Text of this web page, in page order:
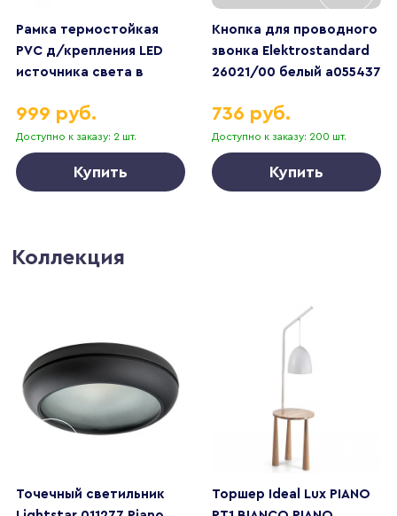
Рамка термостойкая
PVC д/крепления LED
источника света в
Piano Lightstar 012906
Доступно к заказу: 2 шт.
999 руб.
Купить
Кнопка для проводного
звонка Elektrostandard
26021/00 белый a055437
Доступно к заказу: 200 шт.
736 руб.
Купить
Коллекция
Точечный светильник
Торшер Ideal Lux PIANO